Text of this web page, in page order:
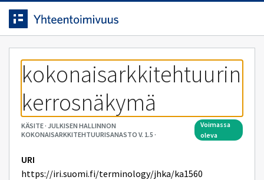
Siirrytty
sivulle
Siirry suoraan sisältöön.
kokonaisarkkitehtuurin
kerrosnäkymä
KÄSITE· JULKISEN HALLINNON
KOKONAISARKKITEHTUURISANASTO V. 1.5 ·
voimassa
oleva
URI
https://iri.suomi.fi/terminology/jhka/ka1560